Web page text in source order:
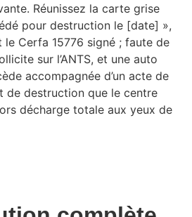
Réunissez la carte grise
pour destruction le [date] »,
le Cerfa 15776 signé ; faute de
sur l’ANTS, et une auto
accompagnée d’un acte de
de destruction que le centre
décharge totale aux yeux de